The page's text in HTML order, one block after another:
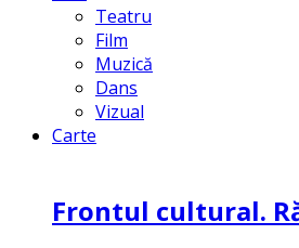
Teatru
Film
Muzică
Dans
Vizual
Carte
Frontul cultural.